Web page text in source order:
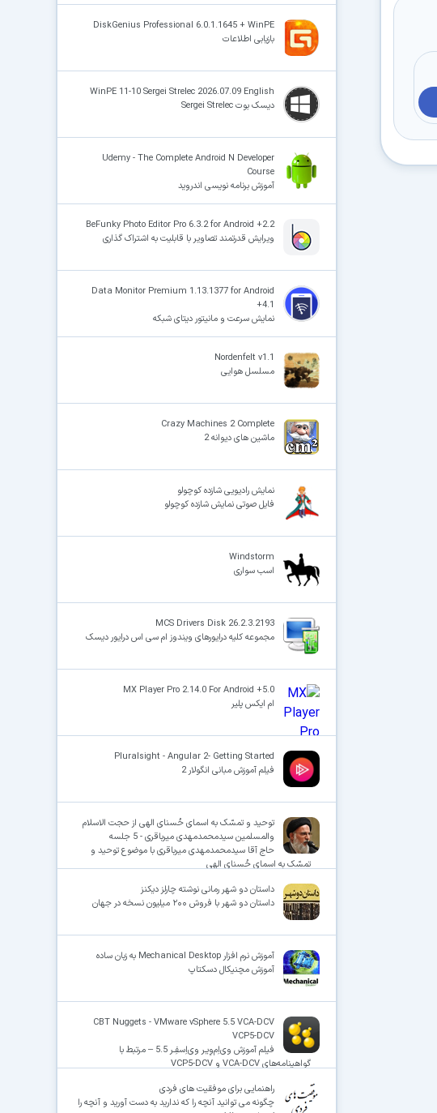
DiskGenius Professional 6.0.1.1645 + WinPE
بازیابی اطلاعات
WinPE 11-10 Sergei Strelec 2026.07.09 English
دیسک بوت Sergei Strelec
Udemy - The Complete Android N Developer
Course
آموزش برنامه نویسی اندروید
BeFunky Photo Editor Pro 6.3.2 for Android +2.2
ویرایش قدرتمند تصاویر با قابلیت به اشتراک گذاری
Data Monitor Premium 1.13.1377 for Android
+4.1
نمایش سرعت و مانیتور دیتای شبکه
Nordenfelt v1.1
مسلسل هوایی
Crazy Machines 2 Complete
ماشین های دیوانه 2
نمایش رادیویی شازده کوچولو
فایل صوتی نمایش شازده کوچولو
Windstorm
اسب سواری
MCS Drivers Disk 26.2.3.2193
مجموعه کلیه درایورهای ویندوز ام سی اس درایور دیسک
MX Player Pro 2.14.0 For Android +5.0
ام ایکس پلیر
Pluralsight - Angular 2- Getting Started
فیلم آموزش مبانی انگولار 2
توحید و تمسّک به اسمای حُسنای الهی از حجت الاسلام
والمسلمین سیدمحمدمهدی میرباقری - 5 جلسه
حاج آقا سیدمحمدمهدی میرباقری با موضوع توحید و
تمسّک به اسمای حُسنای الهی
داستان دو شهر رمانی نوشته چارلز دیکنز
داستان دو شهر با فروش ۲۰۰ میلیون نسخه در جهان
آموزش نرم افزار Mechanical Desktop به زبان ساده
آموزش مچنیکال دسکتاپ
CBT Nuggets - VMware vSphere 5.5 VCA-DCV
VCP5-DCV
فیلم آموزش وی‌اِم‌وِیـر وی‌اِسفِـر 5.5 – مرتبط با
گواهینامه‌های VCA-DCV و VCP5-DCV
راهنمایی برای موفقیت های فردی
چگونه می توانید آنچه را که ندارید به دست آورید و آنچه را